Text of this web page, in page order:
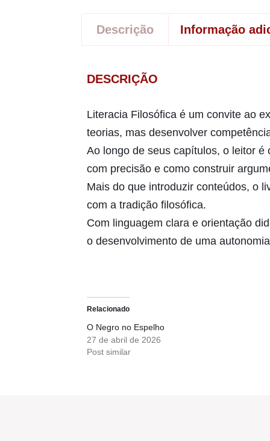
Descrição Informação
DESCRIÇÃO
Literacia Filosófica é um convite ao
teorias, mas desenvolver
Ao longo de seus capítulos, o leitor
com precisão e como construir
Mais do que introduzir conteúdos, o
com a tradição filosófica.
Com linguagem clara e orientação
o desenvolvimento de uma
Relacionado
O Negro no Espelho
27 de abril de 2026
Post similar